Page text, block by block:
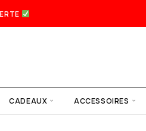
CADEAUX ACCESSOIRES